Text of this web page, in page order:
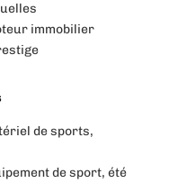
immobilier
de sports,
de sport, été